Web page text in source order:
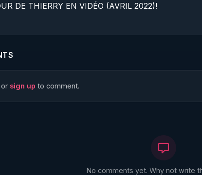
DE THIERRY EN VIDÉO (AVRIL 2022)!
RÉGÉNÈRE
or sign up to comment.
No comments yet. Why not write